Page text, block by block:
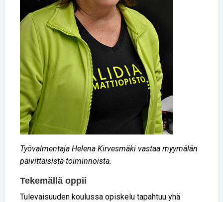
Työvalmentaja Helena Kirvesmäki vastaa myymälän
päivittäisistä toiminnoista.
Tekemällä oppii
Tulevaisuuden koulussa opiskelu tapahtuu yhä